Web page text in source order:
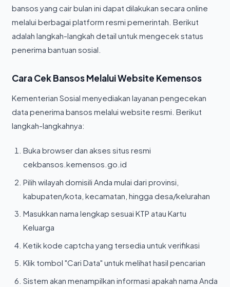
bansos yang cair bulan ini dapat dilakukan secara online
melalui berbagai platform resmi pemerintah. Berikut
adalah langkah-langkah detail untuk mengecek status
penerima bantuan sosial.
Cara Cek Bansos Melalui Website Kemensos
Kementerian Sosial menyediakan layanan pengecekan
data penerima bansos melalui website resmi. Berikut
langkah-langkahnya:
Buka browser dan akses situs resmi
cekbansos.kemensos.go.id
Pilih wilayah domisili Anda mulai dari provinsi,
kabupaten/kota, kecamatan, hingga desa/kelurahan
Masukkan nama lengkap sesuai KTP atau Kartu
Keluarga
Ketik kode captcha yang tersedia untuk verifikasi
Klik tombol "Cari Data" untuk melihat hasil pencarian
Sistem akan menampilkan informasi apakah nama Anda